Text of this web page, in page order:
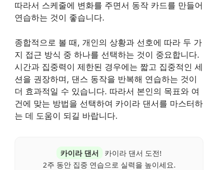
따라서 스케줄에 변화를 주면서 동작 카드를 만들어
연습하는 것이 좋습니다.
종합적으로 볼 때, 개인의 상황과 선호에 따라 두 가
지 접근 방식 중 하나를 선택하는 것이 중요합니다.
시간과 집중력이 제한된 경우에는 짧고 집중적인 세
션을 권장하며, 댄스 동작을 반복해 연습하는 것이
더 효과적일 수 있습니다. 따라서 본인의 목표와 여
건에 맞는 방법을 선택하여 카이라 댄서를 마스터하
는 데 도움이 되길 바랍니다.
카이라 댄서
카이라 댄서 도전!
2주 동안 집중 연습으로 실력을 높이세요.